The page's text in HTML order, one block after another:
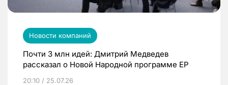
Новости компаний
Почти 3 млн идей: Дмитрий Медведев
рассказал о Новой Народной программе ЕР
20:10 / 25.07.26